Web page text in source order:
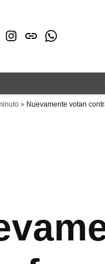
Instagram
issuuWhatsapp
» Nuevamente votan